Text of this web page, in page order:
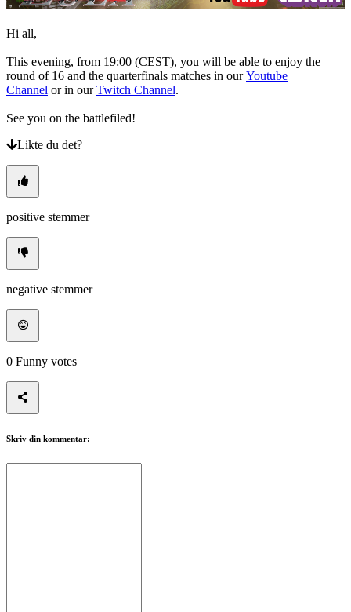
Hi all,
This evening, from 19:00 (CEST), you will be able to enjoy the
round of 16 and the quarterfinals matches in ourYoutube
Channel or in ourTwitch Channel.
See you on the battlefiled!
Likte du det?
positive stemmer
negative stemmer
0 Funny votes
Skriv din kommentar: